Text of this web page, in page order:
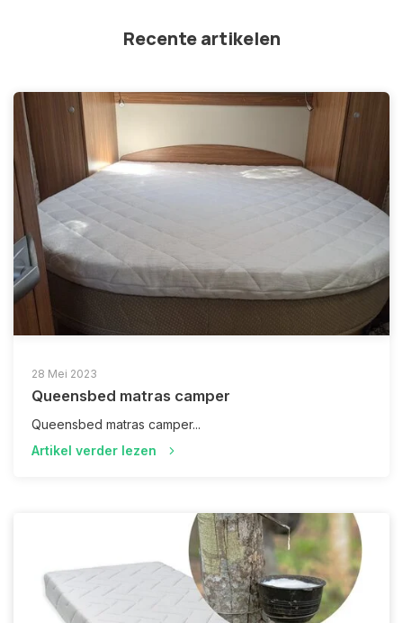
Recente artikelen
28 Mei 2023
Queensbed matras camper
Queensbed matras camper...
Artikel verder lezen